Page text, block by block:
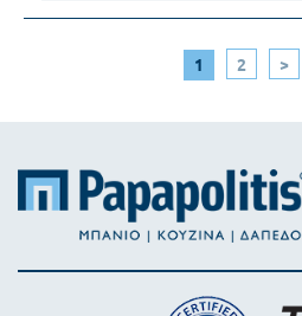
1 2 >